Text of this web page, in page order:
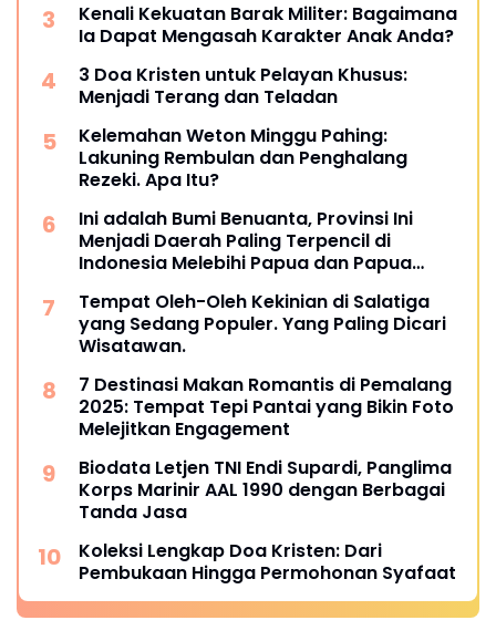
Kenali Kekuatan Barak Militer: Bagaimana
Ia Dapat Mengasah Karakter Anak Anda?
3 Doa Kristen untuk Pelayan Khusus:
Menjadi Terang dan Teladan
Kelemahan Weton Minggu Pahing:
Lakuning Rembulan dan Penghalang
Rezeki. Apa Itu?
Ini adalah Bumi Benuanta, Provinsi Ini
Menjadi Daerah Paling Terpencil di
Indonesia Melebihi Papua dan Papua
Tempat Oleh-Oleh Kekinian di Salatiga
yang Sedang Populer. Yang Paling Dicari
Wisatawan.
7 Destinasi Makan Romantis di Pemalang
2025: Tempat Tepi Pantai yang Bikin Foto
Melejitkan Engagement
Biodata Letjen TNI Endi Supardi, Panglima
Korps Marinir AAL 1990 dengan Berbagai
Tanda Jasa
Koleksi Lengkap Doa Kristen: Dari
Pembukaan Hingga Permohonan Syafaat